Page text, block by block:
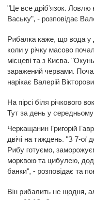
"Це все дріб'язок. Ловлю
Ваську", - розповідає
Рибалка каже, що вода у
коли у річку масово
місцеві та з Києва.
заражений червами.
нарікає Валерій
На пірсі біля річкового
Тут за день у
Черкащанин Григорій
двічі на тиждень. "З 7-ої
Рибу готуємо,
морквою та цибулею,
банки", - розповідає та
Він рибалить не щодня,